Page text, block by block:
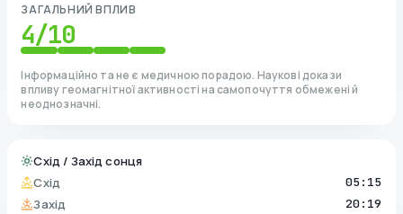
ЗАГАЛЬНИЙ ВПЛИВ
4/10
Інформаційно та не є медичною порадою. Наукові докази
впливу геомагнітної активності на самопочуття обмежені й
неоднозначні.
Схід / Захід сонця
Схід
05:15
Захід 20:19